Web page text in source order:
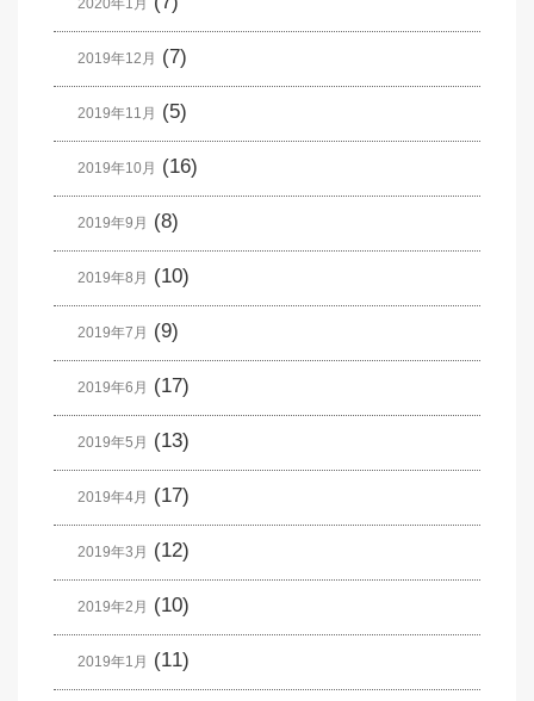
2019年12月 (7)
2019年11月 (5)
2019年10月 (16)
2019年9月 (8)
2019年8月 (10)
2019年7月 (9)
2019年6月 (17)
2019年5月 (13)
2019年4月 (17)
2019年3月 (12)
2019年2月 (10)
2019年1月 (11)